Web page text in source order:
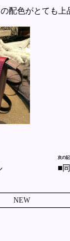
配色がとても上
次の
■
NEW